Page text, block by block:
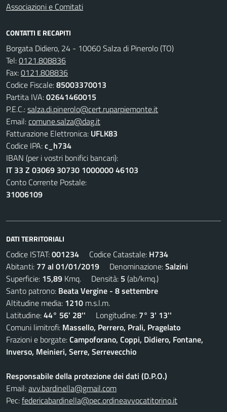
Associazioni e Comitati
CONTATTI E RECAPITI
Borgata Didiero, 24 - 10060 Salza di Pinerolo (TO)
Tel:0121.808836
Fax:0121.808836
Codice Fiscale:85003370013
Partita IVA:02641460015
P.E.C.:salza.di.pinerolo@cert.ruparpiemonte.it
Email:comune.salza@dag.it
Fatturazione Elettronica: UFLK83
Codice IPA:c_h734
IBAN (per i vostri bonifici bancari):
IT 33 Z 03069 30730 1000000 46103
Conto Corrente Postale:
31006109
DATI TERRITORIALI
Codice ISTAT:001234 Codice Catastale: H734
Abitanti: 77 al 01/01/2019 Denominazione:Salzini
Superficie: 15,89 Kmq. Densità: 5 (ab/kmq.)
Santo patrono: Beata Vergine - 8 settembre
Altitudine media: 1210 m.s.l.m.
Latitudine:44° 56' 28'' Longitudine: 7° 3' 13''
Comuni limitrofi: Massello, Perrero, Prali, Pragelato
Frazioni e borgate:Campoforano, Coppi, Didiero, Fontane,
Inverso, Meinieri, Serre, Serrevecchio
Responsabile della protezione dei dati (D.P.O.)
Email:avv.bardinella@gmail.com
Pec:federicabardinella@pec.ordineavvocatitorino.it